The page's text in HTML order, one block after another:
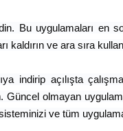
Bu uygulamaları en
kaldırın ve ara sıra
indirip açılışta
Güncel olmayan
ve tüm